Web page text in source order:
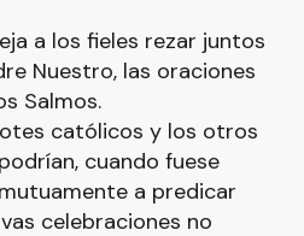
a los fieles rezar juntos
Nuestro, las oraciones
Salmos.
católicos y los otros
cuando fuese
a predicar
celebraciones no